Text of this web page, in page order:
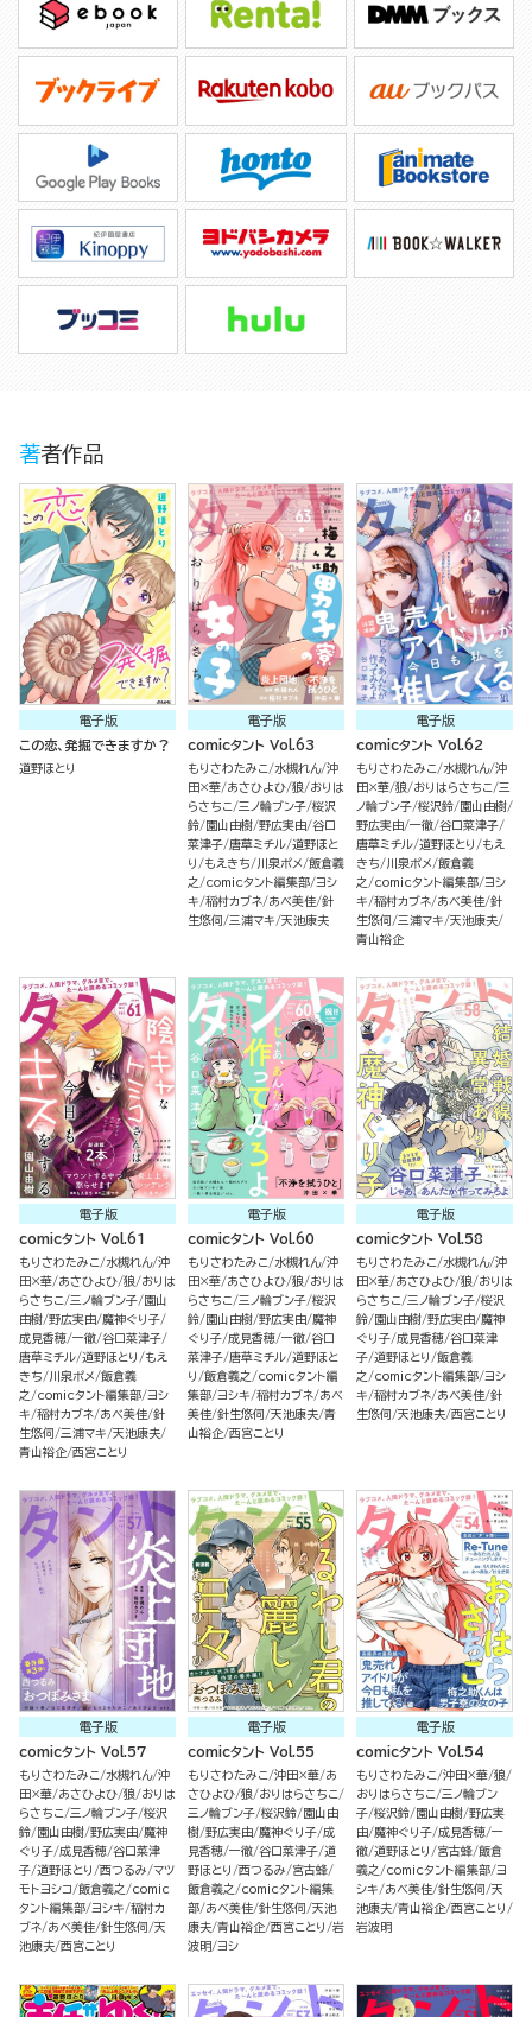
著者作品
電子版
この恋、発掘できますか？
道野ほとり
電子版
comicタント Vol.63
もりさわたみこ 水槻れん 沖
田×華 あさひよひ 狼 おりは
らさちこ 三ノ輪ブン子 桜沢
鈴 園山由樹 野広実由 谷口
菜津子 唐草ミチル 道野ほと
り
もえきち 川泉ポメ 飯倉義
之
comicタント編集部 ヨシ
キ 稲村カブネ あべ美佳 針
生悠伺 三浦マキ 天池康夫
電子版
comicタント Vol.62
もりさわたみこ 水槻れん 沖
田×華 狼 おりはらさちこ 三
ノ輪ブン子 桜沢鈴 園山由樹
野広実由 一徹 谷口菜津子
唐草ミチル 道野ほとり
もえ
きち
川泉ポメ 飯倉義
之
comicタント編集部 ヨシ
キ 稲村カブネ あべ美佳 針
生悠伺 三浦マキ 天池康夫
青山裕企
電子版
comicタント Vol.61
もりさわたみこ 水槻れん 沖
田×華 あさひよひ 狼 おりは
らさちこ 三ノ輪ブン子 園山
由樹 野広実由 魔神ぐり子
成見香穂 一徹 谷口菜津子
唐草ミチル 道野ほとり
もえ
きち
川泉ポメ 飯倉義
之
comicタント編集部 ヨシ
キ 稲村カブネ あべ美佳 針
生悠伺 三浦マキ 天池康夫
青山裕企 西宮ことり
電子版
comicタント Vol.60
もりさわたみこ 水槻れん 沖
田×華 あさひよひ 狼 おりは
らさちこ 三ノ輪ブン子 桜沢
鈴 園山由樹 野広実由 魔神
ぐり子 成見香穂 一徹 谷口
菜津子 唐草ミチル 道野ほと
り
飯倉義之
comicタント編
集部 ヨシキ 稲村カブネ あべ
美佳 針生悠伺 天池康夫 青
山裕企 西宮ことり
電子版
comicタント Vol.58
もりさわたみこ 水槻れん 沖
田×華 あさひよひ 狼 おりは
らさちこ 三ノ輪ブン子 桜沢
鈴 園山由樹 野広実由 魔神
ぐり子 成見香穂 谷口菜津
子 道野ほとり
飯倉義
之
comicタント編集部 ヨシ
キ 稲村カブネ あべ美佳 針
生悠伺 天池康夫 西宮ことり
電子版
comicタント Vol.57
もりさわたみこ 水槻れん 沖
田×華 あさひよひ 狼 おりは
らさちこ 三ノ輪ブン子 桜沢
鈴 園山由樹 野広実由 魔神
ぐり子 成見香穂 谷口菜津
子 道野ほとり 西つるみ マツ
モトヨシコ 飯倉義之
comic
タント編集部 ヨシキ 稲村カ
ブネ あべ美佳 針生悠伺 天
池康夫 西宮ことり
電子版
comicタント Vol.55
もりさわたみこ 沖田×華 あ
さひよひ 狼 おりはらさちこ
三ノ輪ブン子 桜沢鈴 園山由
樹 野広実由 魔神ぐり子 成
見香穂 一徹 谷口菜津子 道
野ほとり
西つるみ
宮古蜂
飯倉義之
comicタント編集
部 あべ美佳 針生悠伺 天池
康夫 青山裕企 西宮ことり
岩
波明
ヨシ
電子版
comicタント Vol.54
もりさわたみこ 沖田×華 狼
おりはらさちこ 三ノ輪ブン
子 桜沢鈴 園山由樹 野広実
由 魔神ぐり子 成見香穂 一
徹 道野ほとり 宮古蜂 飯倉
義之
comicタント編集部 ヨ
シキ
あべ美佳 針生悠伺 天
池康夫 青山裕企 西宮ことり
岩波明